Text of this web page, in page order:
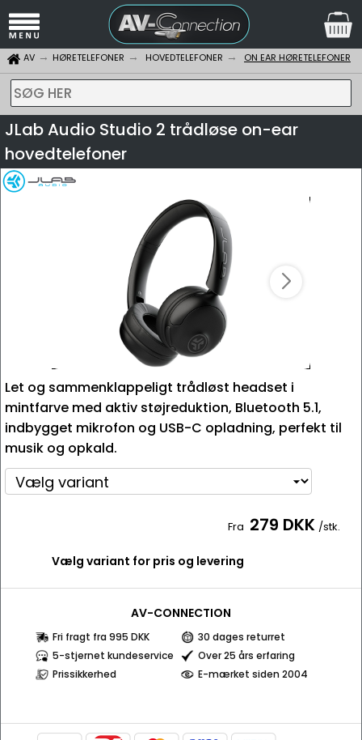
AV HØRETELEFONER HOVEDTELEFONER ON EAR HØRETELEFONER
SØG HER
JLab Audio Studio 2 trådløse on-ear
hovedtelefoner
Let og sammenklappeligt trådløst headset i
mintfarve med aktiv støjreduktion, Bluetooth 5.1,
indbygget mikrofon og USB-C opladning, perfekt til
musik og opkald.
Fra 279 DKK /stk.
Vælg variant for pris og levering
AV-CONNECTION
Fri fragt fra 995 DKK
30 dages returret
5-stjernet kundeservice
Over 25 års erfaring
Prissikkerhed
E-mærket siden 2004